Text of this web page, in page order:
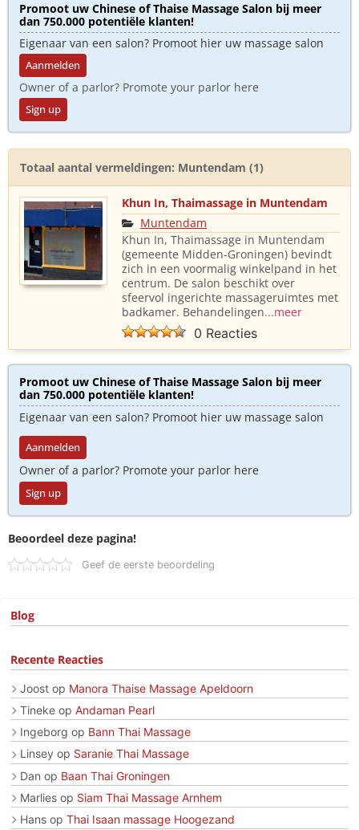
Promoot uw Chinese of Thaise Massage Salon bij meer
dan 750.000 potentiële klanten!
Eigenaar van een salon? Promoot hier uw massage salon
Aanmelden
Owner of a parlor? Promote your parlor here
Sign up
Totaal aantal vermeldingen: Muntendam (1)
Khun In, Thaimassage in Muntendam
Muntendam
Khun In, Thaimassage in Muntendam
(gemeente Midden-Groningen) bevindt
zich in een voormalig winkelpand in het
centrum. De salon beschikt over
sfeervol ingerichte massageruimtes met
badkamer. Behandelingen...meer
0 Reacties
Promoot uw Chinese of Thaise Massage Salon bij meer
dan 750.000 potentiële klanten!
Eigenaar van een salon? Promoot hier uw massage salon
Aanmelden
Owner of a parlor? Promote your parlor here
Sign up
Beoordeel deze pagina!
Geef de eerste beoordeling
Blog
Recente Reacties
Joost op Manora Thaise Massage Apeldoorn
Tineke op Andaman Pearl
Ingeborg op Bann Thai Massage
Linsey op Saranie Thai Massage
Dan op Baan Thai Groningen
Marlies op Siam Thai Massage Arnhem
Hans op Thai Isaan massage Hoogezand